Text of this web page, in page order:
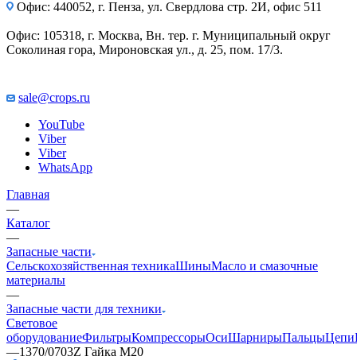
Офис: 440052, г. Пенза, ул. Свердлова стр. 2И, офис 511
Офис: 105318, г. Москва, Вн. тер. г. Муниципальный округ
Соколиная гора, Мироновская ул., д. 25, пом. 17/3.
sale@crops.ru
YouTube
Viber
Viber
WhatsApp
Главная
—
Каталог
—
Запасные части
Сельскохозяйственная техникаШиныМасло и смазочные
материалы
—
Запасные части для техники
Световое
оборудованиеФильтрыКомпрессорыОсиШарнирыПальцыЦепи
—1370/0703Z Гайка М20